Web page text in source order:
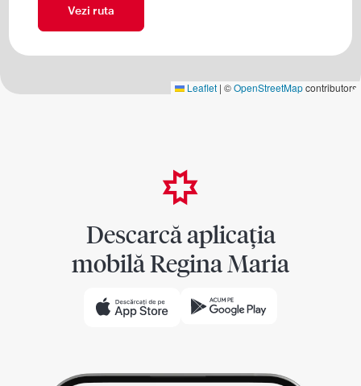
Leaflet | ©OpenStreetMapcontributors
Vezi ruta
Descarcă aplicația
mobilă Regina Maria